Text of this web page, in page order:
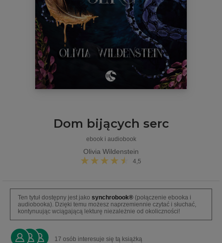
Dom bijących serc
ebook i audiobook
Olivia Wildenstein
4,5
Ten tytuł dostępny jest jako synchrobook® (połączenie ebooka i
audiobooka). Dzięki temu możesz naprzemiennie czytać i słuchać,
kontynuując wciągającą lekturę niezależnie od okoliczności!
17 osób interesuje się tą książką